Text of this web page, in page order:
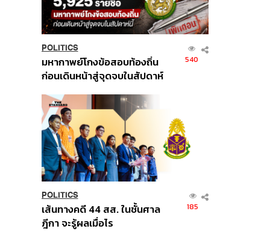
POLITICS
มหากาพย์โกงข้อสอบท้องถิ่น
ก่อนเดินหน้าสู่จุดจบในสัปดาห์
540
POLITICS
เส้นทางคดี 44 สส. ในชั้นศาล
ฎีกา จะรู้ผลเมื่อไร
185